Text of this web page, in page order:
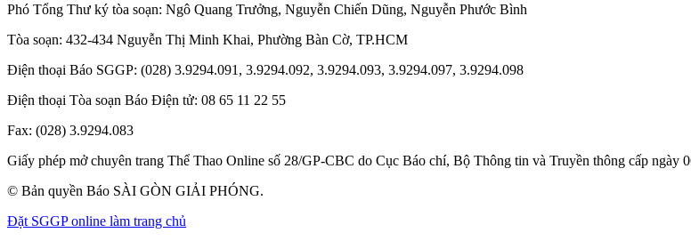
Phó Tổng Thư ký tòa soạn: Ngô Quang Trưởng, Nguyễn Chiến Dũng, Nguyễn Phước Bình
Tòa soạn: 432-434 Nguyễn Thị Minh Khai, Phường Bàn Cờ, TP.HCM
Điện thoại Báo SGGP: (028) 3.9294.091, 3.9294.092, 3.9294.093, 3.9294.097, 3.9294.098
Điện thoại Tòa soạn Báo Điện tử: 08 65 11 22 55
Fax: (028) 3.9294.083
Giấy phép mở chuyên trang Thể Thao Online số 28/GP-CBC do Cục Báo chí, Bộ Thông tin và Truyền thông cấp ngày
© Bản quyền Báo SÀI GÒN GIẢI PHÓNG.
Đặt SGGP online làm trang chủ